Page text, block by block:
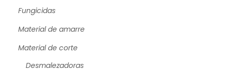
Fungicidas
Material de amarre
Material de corte
Desmalezadoras